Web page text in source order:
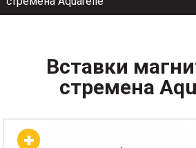
Вставки
стремена